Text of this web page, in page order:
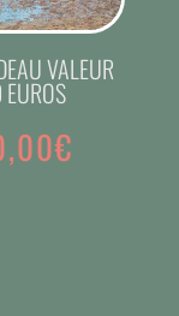
VALEUR
€